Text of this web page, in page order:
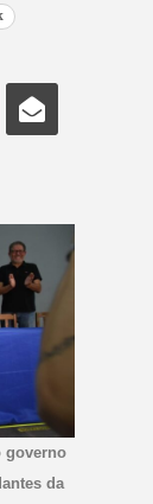
governo
da